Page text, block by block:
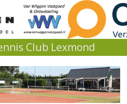
Club Lexmond